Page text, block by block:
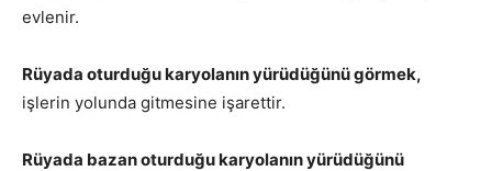
evlenir.
Rüyada oturduğu karyolanın yürüdüğünü görmek,
işlerin yolunda gitmesine işarettir.
Rüyada bazan oturduğu karyolanın yürüdüğünü